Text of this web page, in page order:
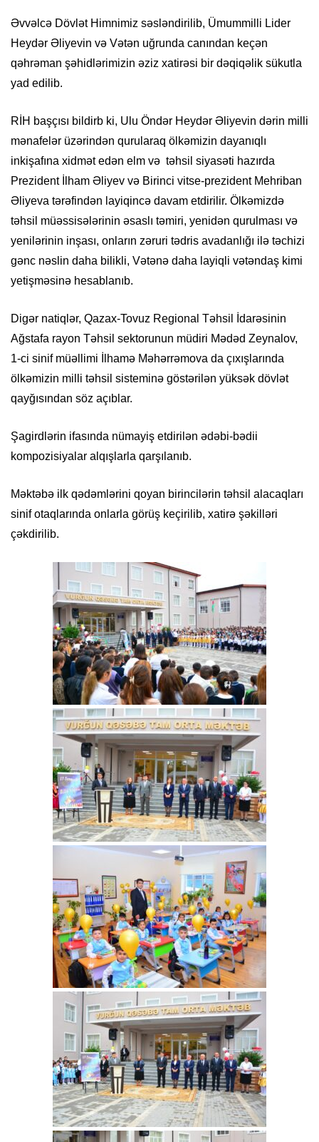
Əvvəlcə Dövlət Himnimiz səsləndirilib, Ümummilli Lider
Heydər Əliyevin və Vətən uğrunda canından keçən
qəhrəman şəhidlərimizin əziz xatirəsi bir dəqiqəlik sükutla
yad edilib.
RİH başçısı bildirb ki, Ulu Öndər Heydər Əliyevin dərin milli
mənafelər üzərindən qurularaq ölkəmizin dayanıqlı
inkişafına xidmət edən elm və təhsil siyasəti hazırda
Prezident İlham Əliyev və Birinci vitse-prezident Mehriban
Əliyeva tərəfindən layiqincə davam etdirilir. Ölkəmizdə
təhsil müəssisələrinin əsaslı təmiri, yenidən qurulması və
yenilərinin inşası, onların zəruri tədris avadanlığı ilə təchizi
gənc nəslin daha bilikli, Vətənə daha layiqli vətəndaş kimi
yetişməsinə hesablanıb.
Digər natiqlər, Qazax-Tovuz Regional Təhsil İdarəsinin
Ağstafa rayon Təhsil sektorunun müdiri Mədəd Zeynalov,
1-ci sinif müəllimi İlhamə Məhərrəmova da çıxışlarında
ölkəmizin milli təhsil sisteminə göstərilən yüksək dövlət
qayğısından söz açıblar.
Şagirdlərin ifasında nümayiş etdirilən ədəbi-bədii
kompozisiyalar alqışlarla qarşılanıb.
Məktəbə ilk qədəmlərini qoyan birincilərin təhsil alacaqları
sinif otaqlarında onlarla görüş keçirilib, xatirə şəkilləri
çəkdirilib.